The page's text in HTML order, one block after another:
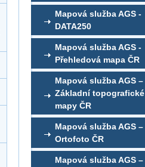
Mapová služba AGS -
DATA250
Mapová služba AGS -
Přehledová mapa ČR
Mapová služba AGS –
Základní topografické
mapy ČR
Mapová služba AGS –
Ortofoto ČR
Mapová služba AGS –